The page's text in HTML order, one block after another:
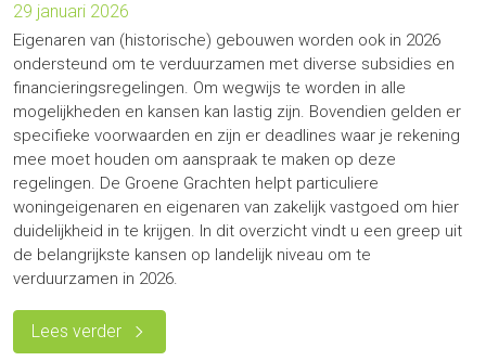
29 januari 2026
Eigenaren van (historische) gebouwen worden ook in 2026
ondersteund om te verduurzamen met diverse subsidies en
financieringsregelingen. Om wegwijs te worden in alle
mogelijkheden en kansen kan lastig zijn. Bovendien gelden er
specifieke voorwaarden en zijn er deadlines waar je rekening
mee moet houden om aanspraak te maken op deze
regelingen. De Groene Grachten helpt particuliere
woningeigenaren en eigenaren van zakelijk vastgoed om hier
duidelijkheid in te krijgen. In dit overzicht vindt u een greep uit
de belangrijkste kansen op landelijk niveau om te
verduurzamen in 2026.
Lees verder